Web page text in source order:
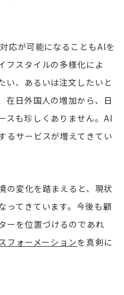
応が可能になることもAIを
フスタイルの多様化によ
い、あるいは注文したいと
在日外国人の増加から、日
スも珍しくありません。AI
るサービスが増えてきてい
の変化を踏まえると、現状
ってきています。今後も顧
ーを位置づけるのであれ
フォーメーションを真剣に